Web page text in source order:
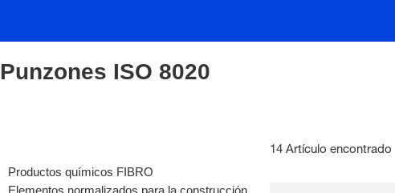
Punzones ISO 8020
Productos químicos FIBRO
Elementos normalizados para la construcción
14 Artículo encontrado